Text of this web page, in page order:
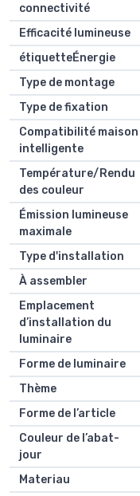
connectivité
Efficacité lumineuse
étiquetteÉnergie
Type de montage
Type de fixation
Compatibilité maison
intelligente
Température/Rendu
des couleur
Émission lumineuse
maximale
Type d'installation
À assembler
Emplacement
d’installation du
luminaire
Forme de luminaire
Thème
Forme de l’article
Couleur de l’abat-
jour
Materiau